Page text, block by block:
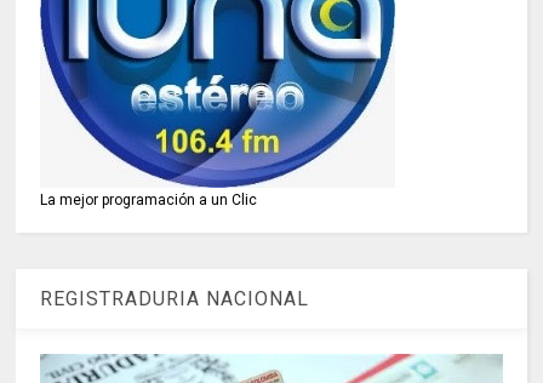
La mejor programación a un Clic
REGISTRADURIA NACIONAL